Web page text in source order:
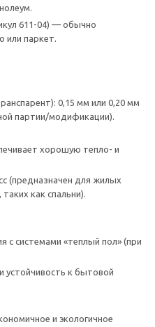
611-04) — обычно
или паркет.
0,15 мм или 0,20 мм
партии/модификации).
хорошую тепло- и
(предназначен для жилых
как спальни).
с системами «теплый пол» (при
устойчивость к бытовой
и экологичное